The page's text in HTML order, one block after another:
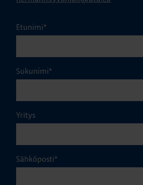
Etunimi*
Sukunimi*
Yritys
Sähköposti*